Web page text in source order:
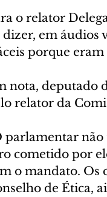
o relator
dizer, em áudios
porque eram
nota, deputado
relator da
parlamentar não
cometido por
o mandato. Os
de Ética,